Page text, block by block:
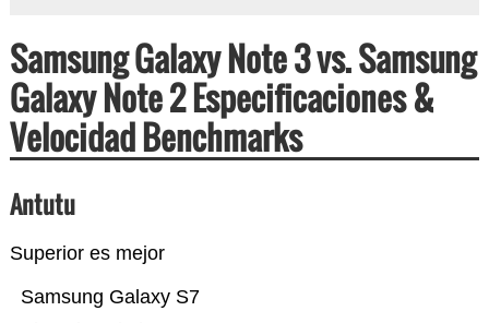
Samsung Galaxy Note 3 vs. Samsung
Galaxy Note 2 Especificaciones &
Velocidad Benchmarks
Antutu
Superior es mejor
Samsung Galaxy S7